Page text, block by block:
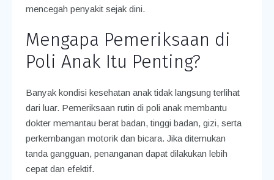
mencegah penyakit sejak dini.
Mengapa Pemeriksaan di
Poli Anak Itu Penting?
Banyak kondisi kesehatan anak tidak langsung terlihat
dari luar. Pemeriksaan rutin di poli anak membantu
dokter memantau berat badan, tinggi badan, gizi, serta
perkembangan motorik dan bicara. Jika ditemukan
tanda gangguan, penanganan dapat dilakukan lebih
cepat dan efektif.